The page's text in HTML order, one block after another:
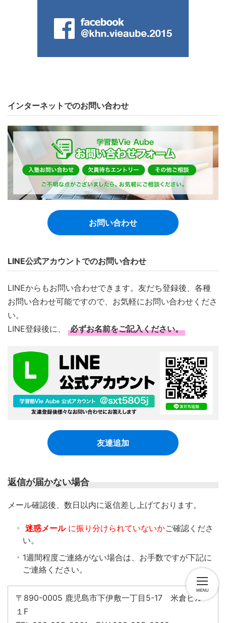
インターネットでのお問い合わせ
お問い合わせ
LINE公式アカウントでのお問い合わせ
LINEからもお問い合わせできます。友だち登録後、各種
お問い合わせ可能ですので、お気軽にお問い合わせくださ
い。
LINE登録後に、
必ずお名前をご記入ください。
友達追加
返信が届かない場合
​メール確認後、数日以内に返信差し上げております。
迷惑メール に振り分けられていないかご確認くださ
い。
1週間程度ご連絡がない場合は、お手数ですが下記に
ご連絡ください。
〒890-0005 鹿児島市下伊敷一丁目5-17 米倉ビル
１F